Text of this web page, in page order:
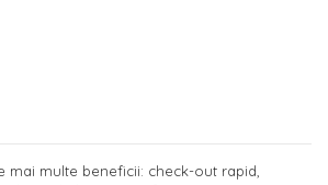
mai multe beneficii: check-out rapid,